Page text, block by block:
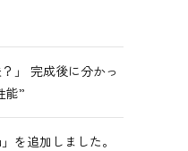
」 完成後に分かっ
能”
を追加しました。